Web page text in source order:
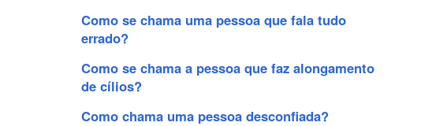
Como se chama uma pessoa que fala tudo
errado?
Como se chama a pessoa que faz alongamento
de cílios?
Como chama uma pessoa desconfiada?